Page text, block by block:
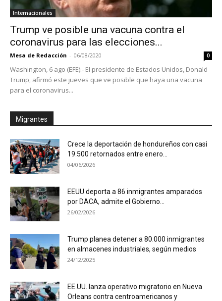
Internacionales
Trump ve posible una vacuna contra el
coronavirus para las elecciones...
Mesa de Redacción - 06/08/2020 0
Washington, 6 ago (EFE).- El presidente de Estados Unidos, Donald
Trump, afirmó este jueves que ve posible que haya una vacuna
para el coronavirus...
Migrantes
Crece la deportación de hondureños con casi
19.500 retornados entre enero...
04/06/2026
EEUU deporta a 86 inmigrantes amparados
por DACA, admite el Gobierno...
26/02/2026
Trump planea detener a 80.000 inmigrantes
en almacenes industriales, según medios
24/12/2025
EE.UU. lanza operativo migratorio en Nueva
Orleans contra centroamericanos y